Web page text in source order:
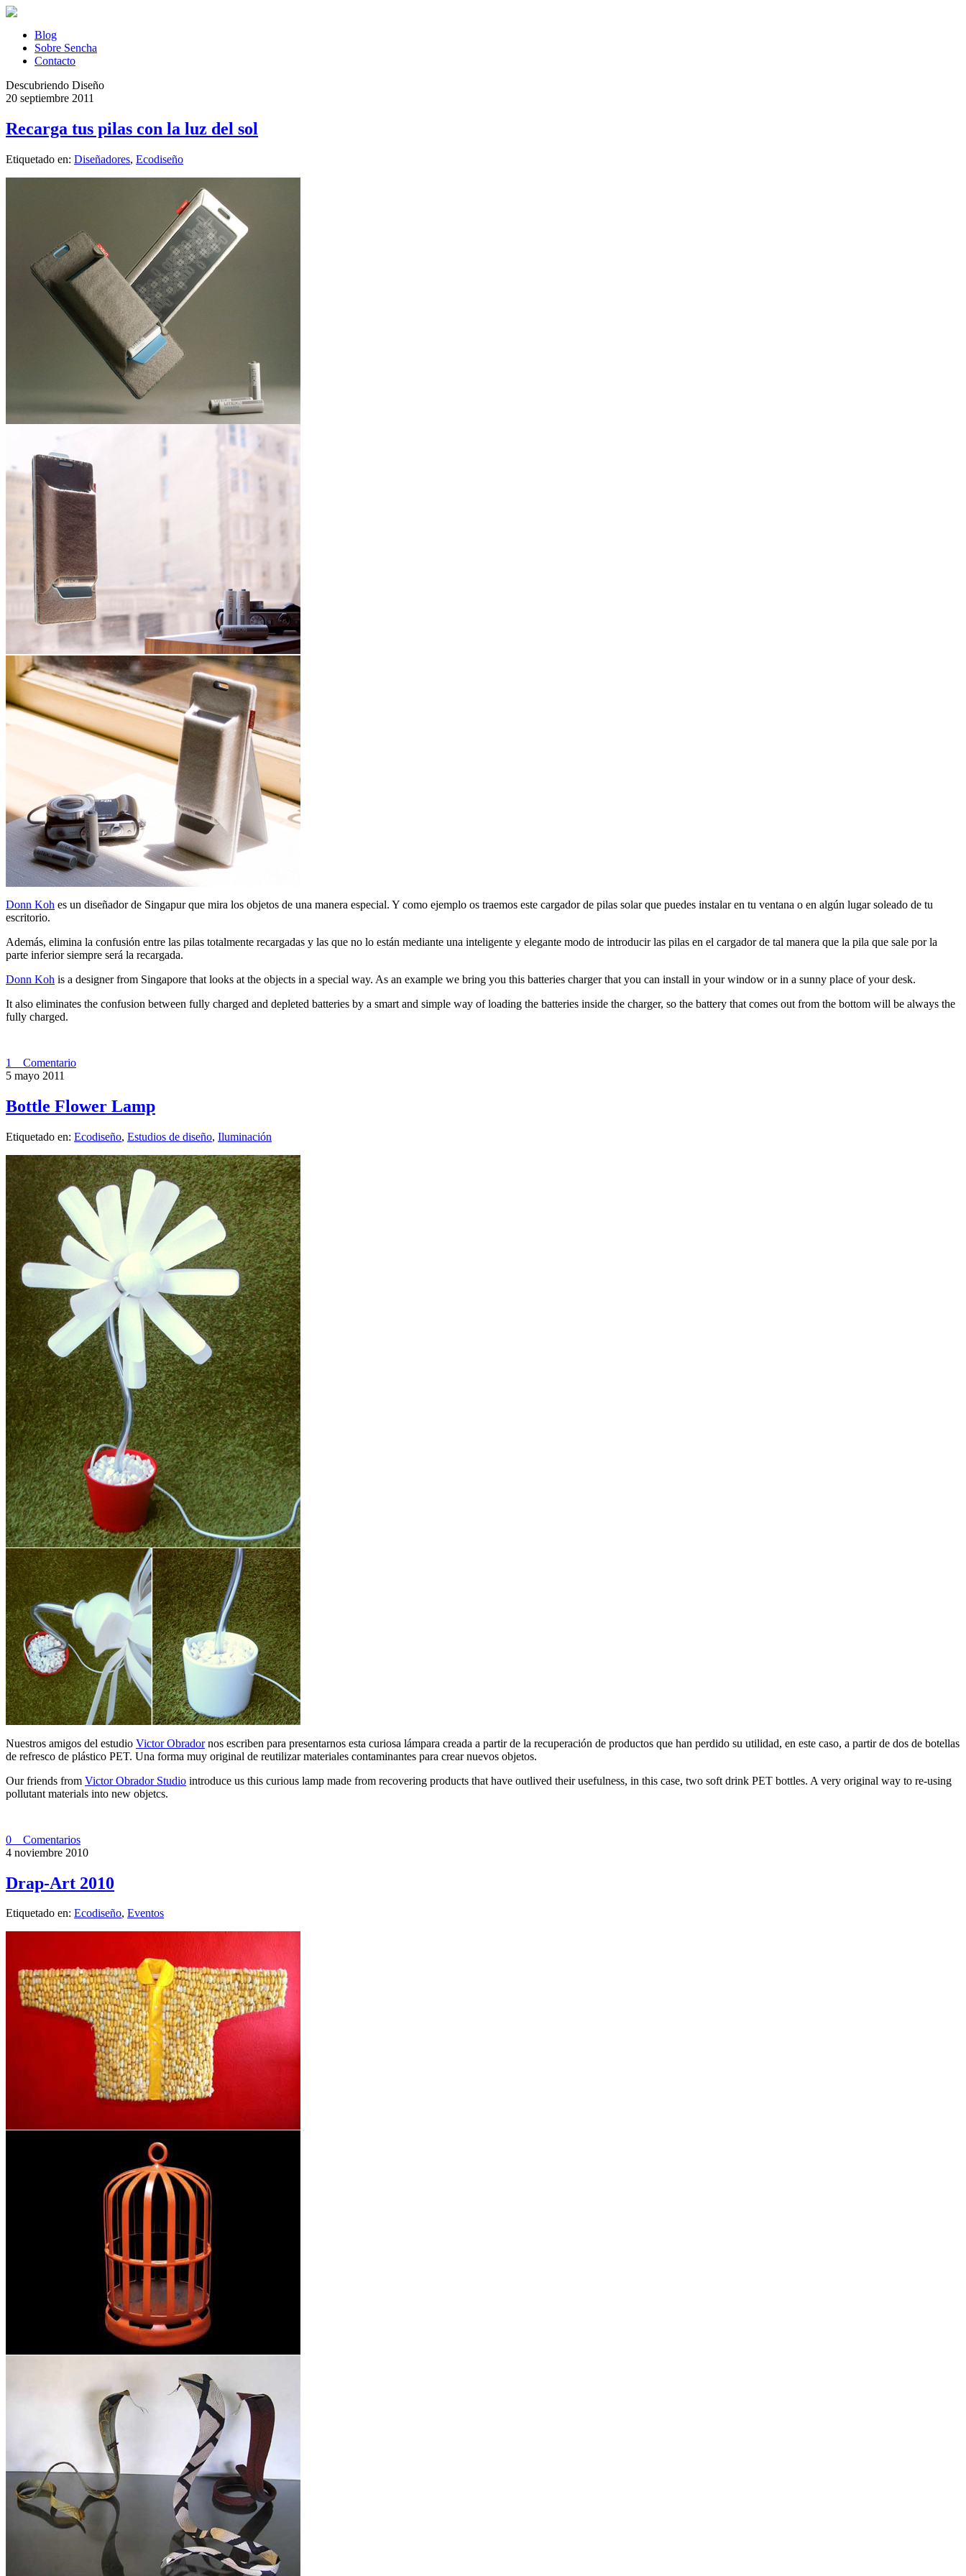
Blog
Sobre Sencha
Contacto
Descubriendo Diseño
20 septiembre 2011
Recarga tus pilas con la luz del sol
Etiquetado en: Diseñadores, Ecodiseño
Donn Koh es un diseñador de Singapur que mira los objetos de una manera especial. Y como ejemplo os traemos este cargador de pilas solar que puedes instalar en tu ventana o en algún lugar soleado de tu
escritorio.
Además, elimina la confusión entre las pilas totalmente recargadas y las que no lo están mediante una inteligente y elegante modo de introducir las pilas en el cargador de tal manera que la pila que sale por la
parte inferior siempre será la recargada.
Donn Koh is a designer from Singapore that looks at the objects in a special way. As an example we bring you this batteries charger that you can install in your window or in a sunny place of your desk.
It also eliminates the confusion between fully charged and depleted batteries by a smart and simple way of loading the batteries inside the charger, so the battery that comes out from the bottom will be always the
fully charged.
1 Comentario
5 mayo 2011
Bottle Flower Lamp
Etiquetado en: Ecodiseño, Estudios de diseño, Iluminación
Nuestros amigos del estudio Victor Obradornos escriben para presentarnos esta curiosa lámpara creada a partir de la recuperación de productos que han perdido su utilidad, en este caso, a partir de dos de botellas
de refresco de plástico PET. Una forma muy original de reutilizar materiales contaminantes para crear nuevos objetos.
Our friends from Victor Obrador Studio introduce us this curious lamp made from recovering products that have outlived their usefulness, in this case, two soft drink PET bottles. A very original way to re-using
pollutant materials into new objetcs.
0 Comentarios
4 noviembre 2010
Drap-Art 2010
Etiquetado en: Ecodiseño, Eventos